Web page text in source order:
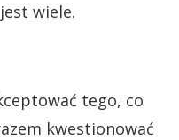
wiele.
tego, co
kwestionować